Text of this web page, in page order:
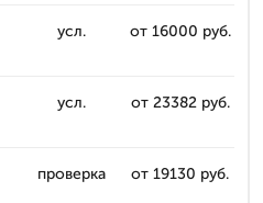
усл. от 16000 руб.
усл. от 23382 руб.
проверка от 19130 руб.